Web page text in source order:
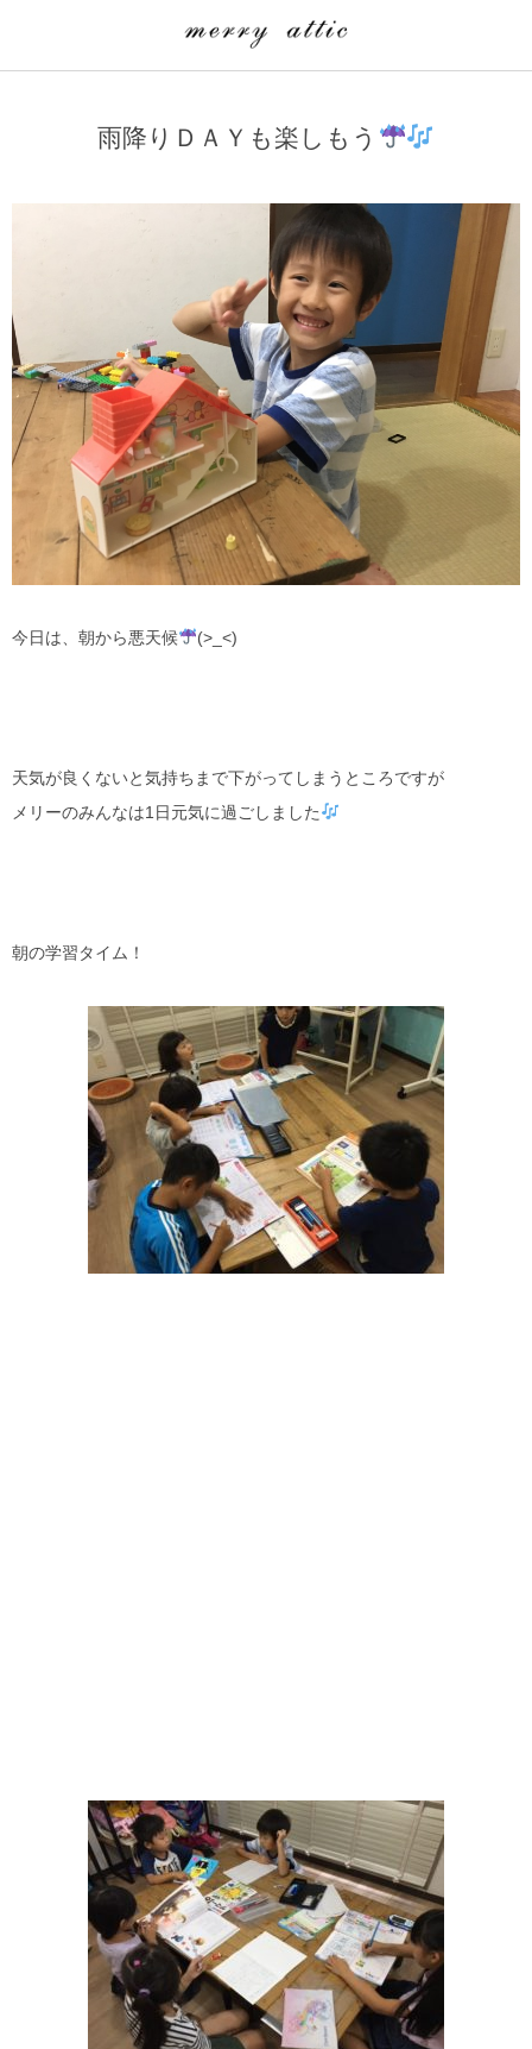
雨降りＤＡＹも楽しもう
今日は、朝から悪天候 (>_<)
天気が良くないと気持ちまで下がってしまうところですが
メリーのみんなは1日元気に過ごしました
朝の学習タイム！
merry attic ミュージッククラス